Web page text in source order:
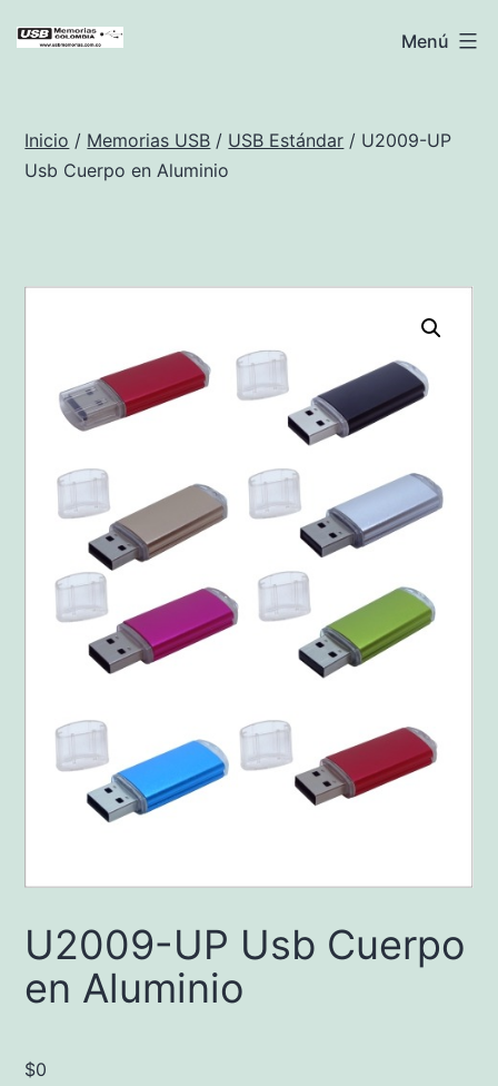
USB
Menú
Inicio / Memorias USB / USB Estándar / U2009-UP
Usb Cuerpo en Aluminio
U2009-UP Usb Cuerpo
en Aluminio
$0